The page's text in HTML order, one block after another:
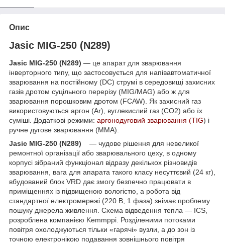
Опис
Jasic MIG-250 (N289)
Jasic MIG-250 (N289) — це апарат для зварювання
інверторного типу, що застосовується для напівавтоматичної
зварювання на постійному (DC) струмі в середовищі захисних
газів дротом суцільного перерізу (MIG/MAG) або ж для
зварювання порошковим дротом (FCAW). Як захисний газ
використовуються аргон (Ar), вуглекислий газ (CO2) або їх
суміші. Додаткові режими: аргонодуговий зварювання (TIG) і
ручне дугове зварювання (MMA).
Jasic MIG-250 (N289)
— чудове рішення для невеликої
ремонтної організації або зварювального цеху, в одному
корпусі зібраний функціонал відразу декількох різновидів
зварювання, вага для апарата такого класу несуттєвий (24 кг),
вбудований блок VRD дає змогу безпечно працювати в
приміщеннях із підвищеною вологістю, а робота від
стандартної електромережі (220 В, 1 фаза) знімає проблему
пошуку джерела живлення. Схема відведення тепла — ICS,
розроблена компанією Kemmppi. Розділеними потоками
повітря охолоджуються тільки «гарячі» вузли, а до зон із
точною електронікою подавання зовнішнього повітря